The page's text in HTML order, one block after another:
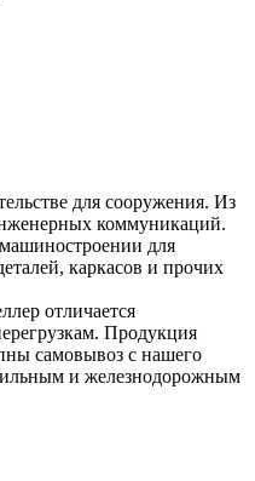
для сооружения. Из
коммуникаций.
для
каркасов и прочих
отличается
Продукция
самовывоз с нашего
и железнодорожным